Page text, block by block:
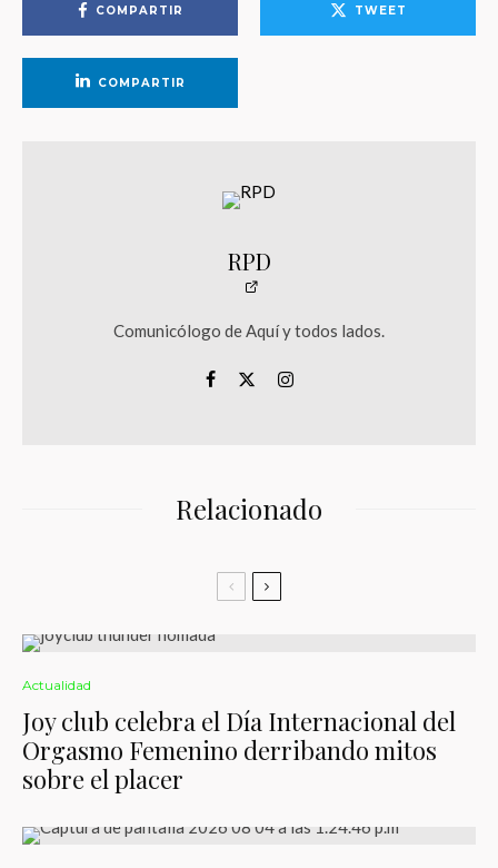
COMPARTIR TWEET
COMPARTIR
RPD
Comunicólogo de Aquí y todos lados.
Relacionado
Actualidad
Joy club celebra el Día Internacional del
Orgasmo Femenino derribando mitos
sobre el placer